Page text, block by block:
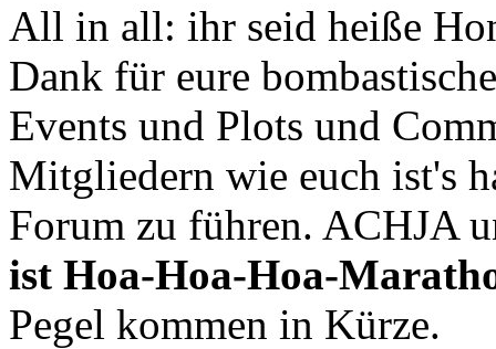
All in all: ihr seid heiße
Dank für eure
Events und Plots und
Mitgliedern wie euch ist's
Forum zu führen. ACHJA
ist Hoa-Hoa-Hoa-
Pegel kommen in Kürze.